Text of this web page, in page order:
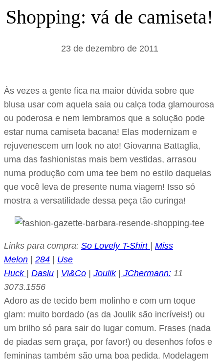
a
Shopping: vá de camiseta!
23 de dezembro de 2011
Às vezes a gente fica na maior dúvida sobre que
blusa usar com aquela saia ou calça toda glamourosa
ou poderosa e nem lembramos que a solução pode
estar numa camiseta bacana! Elas modernizam e
rejuvenescem um look no ato! Giovanna Battaglia,
uma das fashionistas mais bem vestidas, arrasou
numa produção com uma tee bem no estilo daquelas
que você leva de presente numa viagem! Isso só
mostra a versatilidade dessa peça tão curinga!
Links para compra: So Lovely T-Shirt | Miss
Melon | 284 | Use
Huck | Daslu | Vi&Co | Joulik| JChermann: 11
3073.1556
Adoro as de tecido bem molinho e com um toque
glam: muito bordado (as da Joulik são incríveis!) ou
um brilho só para sair do lugar comum. Frases (nada
de piadas sem graça, por favor!) ou desenhos fofos e
femininas também são uma boa pedida. Modelagem